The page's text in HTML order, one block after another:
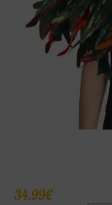
34.99€